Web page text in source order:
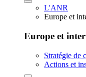
L'ANR
Europe et
Europe et
Stratégie de
Actions et